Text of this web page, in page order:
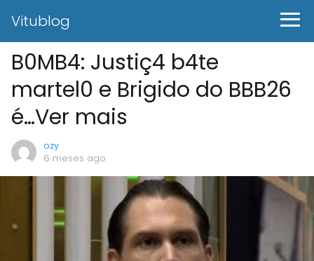
Vitublog
B0MB4: Justiç4 b4te
martel0 e Brigido do BBB26
é…Ver mais
ozy
6 meses ago